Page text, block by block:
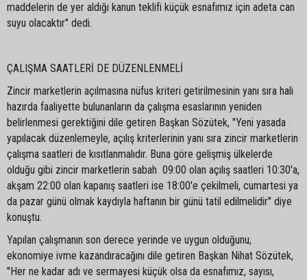
maddelerin de yer aldığı kanun teklifi küçük esnafımız için adeta can
suyu olacaktır" dedi.
ÇALIŞMA SAATLERİ DE DÜZENLENMELİ
Zincir marketlerin açılmasına nüfus kriteri getirilmesinin yanı sıra hali
hazırda faaliyette bulunanların da çalışma esaslarının yeniden
belirlenmesi gerektiğini dile getiren Başkan Sözütek, "Yeni yasada
yapılacak düzenlemeyle, açılış kriterlerinin yanı sıra zincir marketlerin
çalışma saatleri de kısıtlanmalıdır. Buna göre gelişmiş ülkelerde
olduğu gibi zincir marketlerin sabah 09:00 olan açılış saatleri 10:30'a,
akşam 22:00 olan kapanış saatleri ise 18:00'e çekilmeli, cumartesi ya
da pazar günü olmak kaydıyla haftanın bir günü tatil edilmelidir" diye
konuştu.
Yapılan çalışmanın son derece yerinde ve uygun olduğunu,
ekonomiye ivme kazandıracağını dile getiren Başkan Nihat Sözütek,
"Her ne kadar adı ve sermayesi küçük olsa da esnafımız, sayısı,